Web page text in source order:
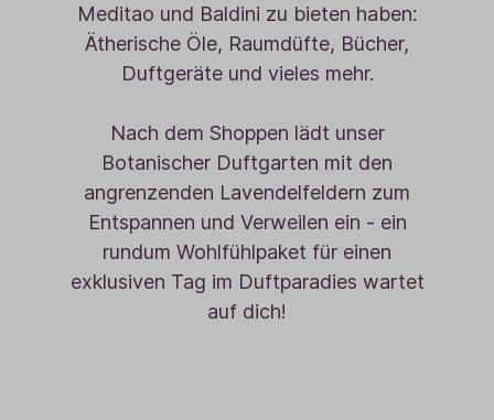
Meditao und Baldini zu bieten haben:
Ätherische Öle, Raumdüfte, Bücher,
Duftgeräteund vieles mehr.
Nach dem Shoppen lädt unser
Botanischer Duftgarten mit den
angrenzenden Lavendelfeldern zum
Entspannen und Verweilen ein - ein
rundum Wohlfühlpaket für einen
exklusiven Tag im Duftparadies wartet
auf dich!